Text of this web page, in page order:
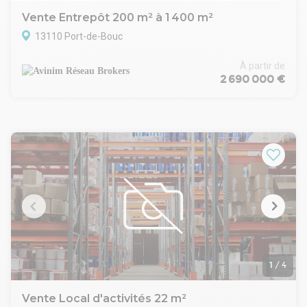
Vente Entrepôt 200 m² à 1 400 m²
13110 Port-de-Bouc
À partir de
2 690 000 €
1 / 4
Vente Local d'activités 22 m²